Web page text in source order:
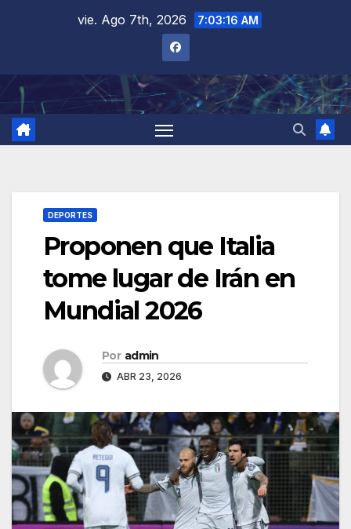
vie. Ago 7th, 2026 7:03:17 AM
DEPORTES
Proponen que Italia
tome lugar de Irán en
Mundial 2026
Por admin
ABR 23, 2026